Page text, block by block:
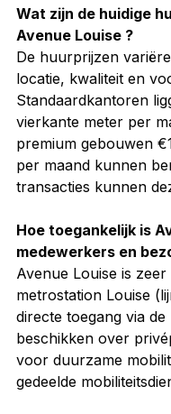
Wat zijn de huidige
Avenue Louise ?
De huurprijzen
locatie, kwaliteit en
Standaardkantoren
vierkante meter per
premium gebouwen
per maand kunnen
transacties kunnen
Hoe toegankelijk is
medewerkers en
Avenue Louise is
metrostation Louise
directe toegang via
beschikken over
voor duurzame
gedeelde